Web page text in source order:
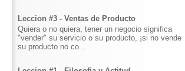
Leccion #3 - Ventas de Producto
Quiera o no quiera, tener un negocio significa
"vender" su servicio o su producto, ¡si no vende
su producto no co...